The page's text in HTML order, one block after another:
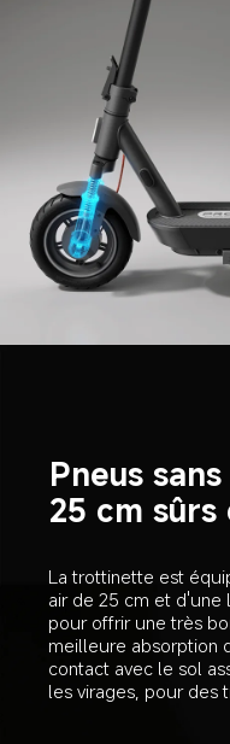
Pneus
25 cm
La trottinette est
air de 25 cm et
pour offrir une très
meilleure absorption
contact avec le sol
les virages, pour des